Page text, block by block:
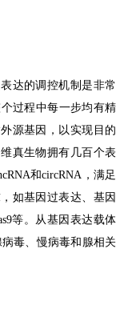
达的调控机制是非常
过程中每一步均有精
源基因，以实现目的
真生物拥有几百个表
和circRNA，满足
如基因过表达、基因
等。从基因表达载体
毒、慢病毒和腺相关